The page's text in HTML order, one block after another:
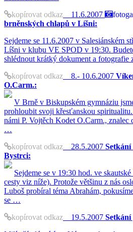
kopírovat odkaz 11.6.2007
brněnských chlapů v Líšni:
Sejdeme se 11.6.2007 v Salesiánském
Líšni v klubu VE SPOD v 19:30.
shlédnout krátký dokument a
kopírovat odkaz 8.- 10.6.2007
O.Carm.:
V Brně v Biskupském gymnáziu
prohloubit svoji křesťanskou spiritualitu.
námi P. Vojtěch Kodet O.Carm., znalec
…
kopírovat odkaz 28.5.2007
Bystrci:
Sejdeme se v 19:30 hod. ve
cesty viz níže). Protože většinu z nás
Luboš probíral téma Abrahám,
se …
kopírovat odkaz 19.5.2007 Setkání